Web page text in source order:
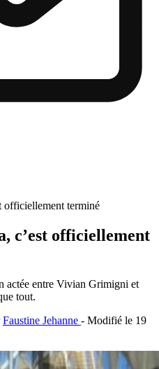
officiellement terminé
c’est officiellement
actée entre Vivian Grimigni et
tout.
Faustine Jehanne - Modifié le 19